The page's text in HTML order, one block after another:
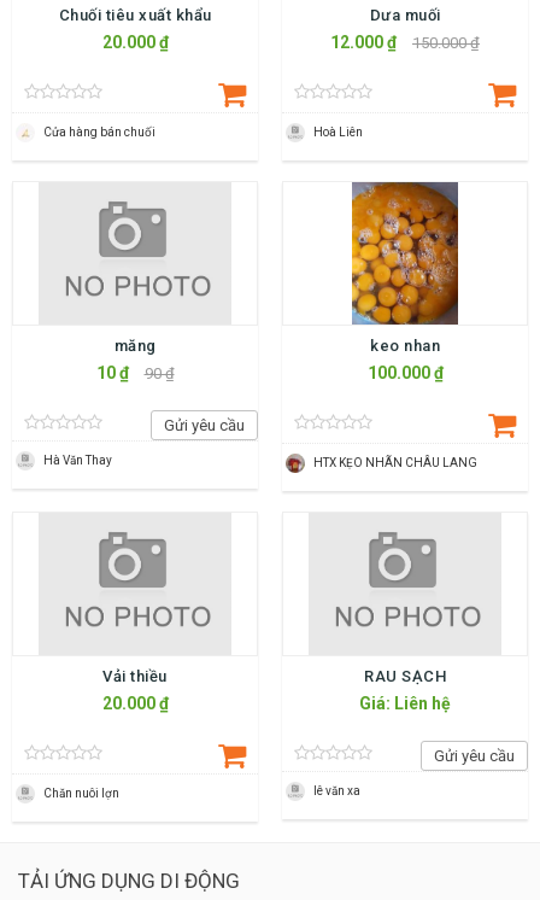
Chuối tiêu xuất khẩu
20.000 ₫
Cửa hàng bán chuối
Dưa muối
12.000 ₫ 150.000 ₫
Hoà Liên
măng
10 ₫ 90 ₫
Gửi yêu cầu
Hà Văn Thay
keo nhan
100.000 ₫
HTX KẸO NHÃN CHÂU LANG
Vải thiều
20.000 ₫
Chăn nuôi lợn
RAU SẠCH
Giá: Liên hệ
Gửi yêu cầu
lê văn xa
TẢI ỨNG DỤNG DI ĐỘNG